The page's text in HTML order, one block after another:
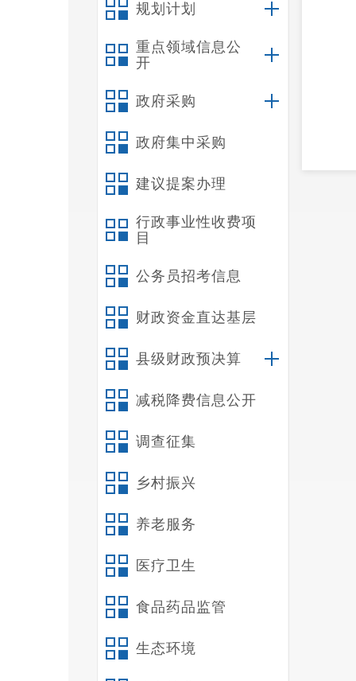
规划计划
重点领域信息公
开
政府采购
政府集中采购
建议提案办理
行政事业性收费项
目
公务员招考信息
财政资金直达基层
县级财政预决算
减税降费信息公开
调查征集
乡村振兴
养老服务
医疗卫生
食品药品监管
生态环境